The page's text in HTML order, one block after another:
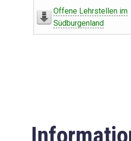
Offene Lehrstellen im
Südburgenland